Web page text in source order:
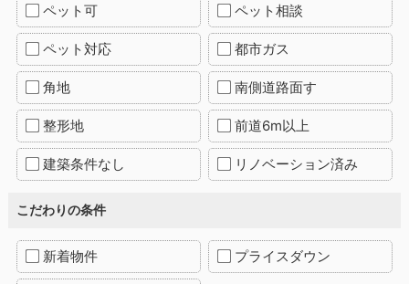
ペット可 ペット相談
ペット対応 都市ガス
角地 南側道路面す
整形地 前道6m以上
建築条件なし リノベーション済み
こだわりの条件
新着物件 プライスダウン